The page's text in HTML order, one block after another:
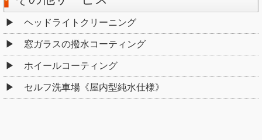
ヘッドライトクリーニング
窓ガラスの撥水コーティング
ホイールコーティング
セルフ洗車場《屋内型純水仕様》